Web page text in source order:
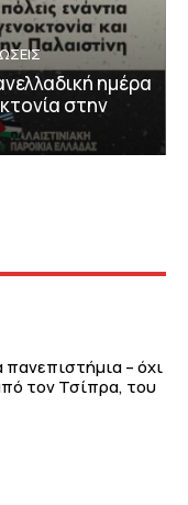
ημέρα
στην
πανεπιστήμια – όχι
τον Τσίπρα, του